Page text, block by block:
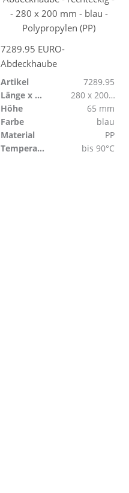
7289.95 EURO-
Abdeckhaube
Artikel
7289.95
Länge x Breite
280 x 200 mm
Höhe
65 mm
Farbe
blau
Material
PP
Temperaturbeständig
bis 90°C